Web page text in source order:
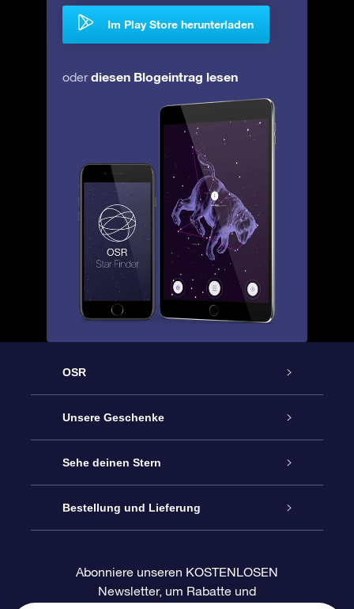
Im Play Store herunterladen
oderdiesen Blogeintrag lesen
OSR
Service
Kontakt
Blog
Bewertungen
Unsere Geschenke
Sterne schenken
OSR-Geschenkpaket
OSR-Geschenkgutschein
Sehe deinen Stern
Sternregister
Personalisierte Sternseite
Bestellung und Lieferung
Zahlungsinformationen
Abonniere unseren KOSTENLOSEN
Newsletter, um Rabatte und